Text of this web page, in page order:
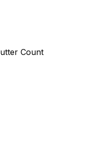
Count